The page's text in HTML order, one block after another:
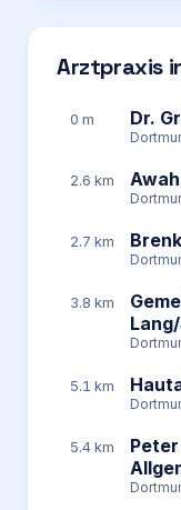
Arztpraxis
0 m Dr.
2.6 km
2.7 km
3.8 km
5.1 km
5.4 km